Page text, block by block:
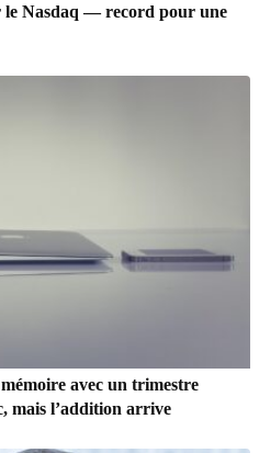
le Nasdaq — record pour une
avec un trimestre
mais l’addition arrive